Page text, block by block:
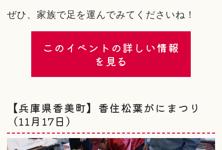
ぜひ、家族で足を運んでみてくださいね！
このイベントの詳しい情報
を見る
【兵庫県香美町】香住松葉がにまつり
（11月17日）